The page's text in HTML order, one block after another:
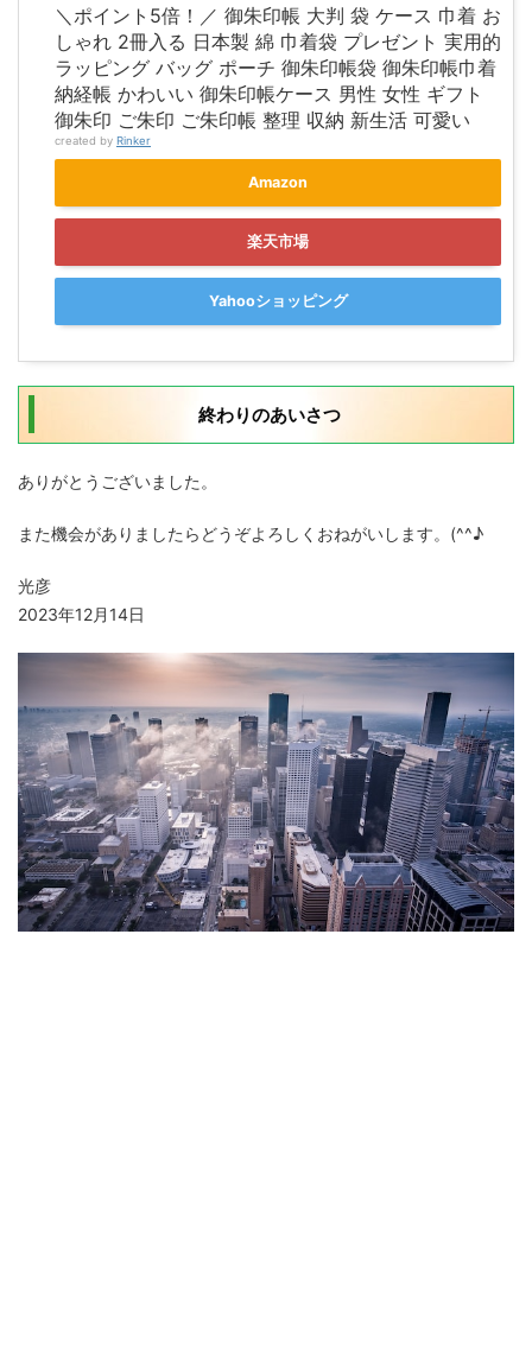
＼ポイント5倍！／ 御朱印帳 大判 袋 ケース 巾着 お
しゃれ 2冊入る 日本製 綿 巾着袋 プレゼント 実用的
ラッピング バッグ ポーチ 御朱印帳袋 御朱印帳巾着
納経帳 かわいい 御朱印帳ケース 男性 女性 ギフト
御朱印 ご朱印 ご朱印帳 整理 収納 新生活 可愛い
created by Rinker
Amazon
楽天市場
Yahooショッピング
終わりのあいさつ
ありがとうございました。
また機会がありましたらどうぞよろしくおねがいします。(^^♪
光彦
2023年12月14日